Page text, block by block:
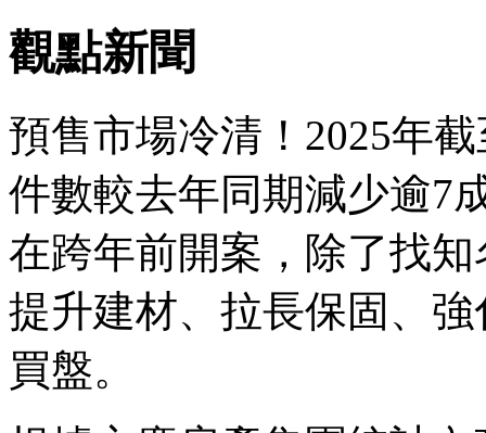
觀點新聞
預售市場冷清！2025年
件數較去年同期減少逾7
在跨年前開案，除了找
提升建材、拉長保固、
買盤。